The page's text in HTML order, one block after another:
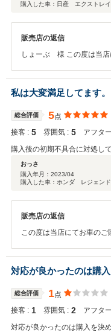
購入した車：日産 エクストレ
販売店の返信
しょーぶ 様 この度は当店にてお車のご購入をいただきありがとうご
す。 今後もスタッフ一同、菖蒲川様のカーライフをサポートさせてい
ただきます。 今
私は大変満足してます。
総合評価 5点
接客 : 5 雰囲気 : 5 アフタ
購入後の初期不具合に対処し
おっさ
購入年月： 2023/04
購入した車：ホンダ レジェン
販売店の返信
この度は当店にてお車の
ます。 今後ともよろし
対応が良かったのは購入
総合評価 1点
接客 : 1 雰囲気 : 2 アフタ
対応が良かったのは購入を決